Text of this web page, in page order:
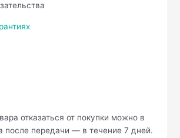
отказаться от покупки можно в
после передачи — в течение 7 дней.